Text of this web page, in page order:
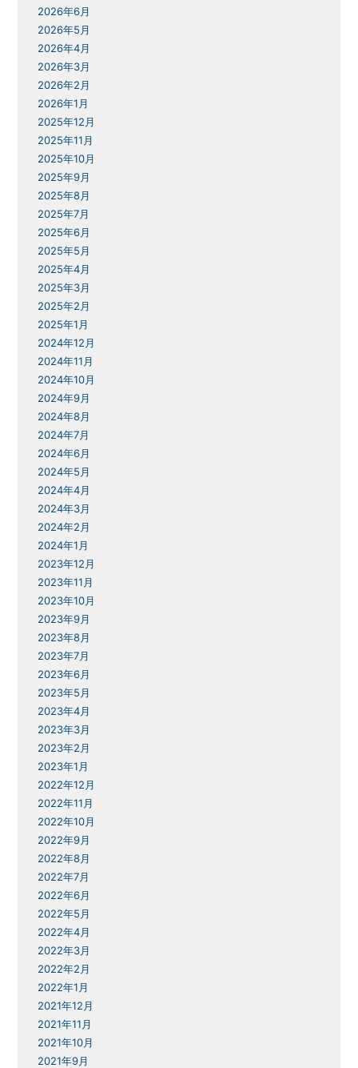
2026年6月
2026年5月
2026年4月
2026年3月
2026年2月
2026年1月
2025年12月
2025年11月
2025年10月
2025年9月
2025年8月
2025年7月
2025年6月
2025年5月
2025年4月
2025年3月
2025年2月
2025年1月
2024年12月
2024年11月
2024年10月
2024年9月
2024年8月
2024年7月
2024年6月
2024年5月
2024年4月
2024年3月
2024年2月
2024年1月
2023年12月
2023年11月
2023年10月
2023年9月
2023年8月
2023年7月
2023年6月
2023年5月
2023年4月
2023年3月
2023年2月
2023年1月
2022年12月
2022年11月
2022年10月
2022年9月
2022年8月
2022年7月
2022年6月
2022年5月
2022年4月
2022年3月
2022年2月
2022年1月
2021年12月
2021年11月
2021年10月
2021年9月